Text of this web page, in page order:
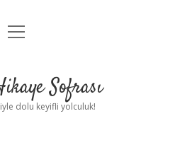
Anasayfa
Uyarı
menüyü
Sofrası
dolu keyifli yolculuk!